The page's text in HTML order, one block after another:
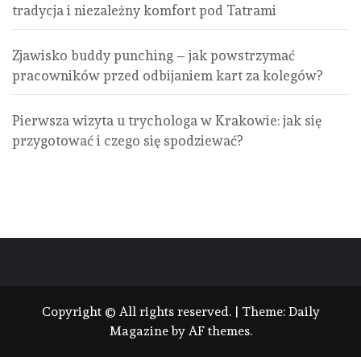
tradycja i niezależny komfort pod Tatrami
Zjawisko buddy punching – jak powstrzymać
pracowników przed odbijaniem kart za kolegów?
Pierwsza wizyta u trychologa w Krakowie: jak się
przygotować i czego się spodziewać?
Copyright © All rights reserved. Theme: Daily
Magazineby AF themes.